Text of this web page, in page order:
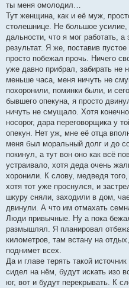
ты меня омолодил…
Тут женщина, как и её муж,
столешнице. Не большое усилие,
дальности, что я мог работать, а
результат. Я же, поставив
просто побежал прочь. Ничего
уже давно прибрал, забирать не
меньше часа, меня ничуть не
похоронили, поминки были, и
бывшего опекуна, я просто
ничуть не смущало. Хотя
носорог, дара переговорщика у
опекун. Нет уж, мне её отца
меня был моральный долг и до
покинул, а тут вон оно как всё
устраивало, хотя деда очень
хоронили. К слову, медведя
хотя тот уже проснулся, и
шкуру сняли, заходили в дом,
двинули. А что им отмахать
Люди привычные. Ну а пока
размышлял. Я планировал
километров, там встану на
поднимет всех.
Да и главе терять такой
сидел на нём, будут искать изо
юг, вот и будут перекрывать. К